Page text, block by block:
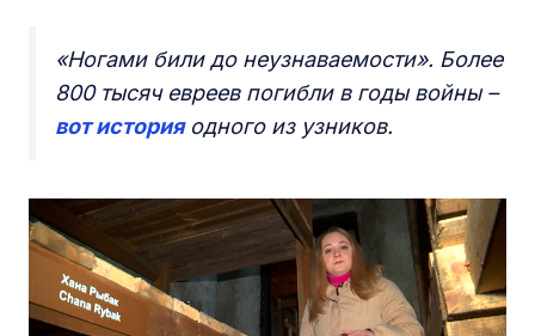
«Ногами били до неузнаваемости». Более
800 тысяч евреев погибли в годы войны –
вот историяодного из узников.